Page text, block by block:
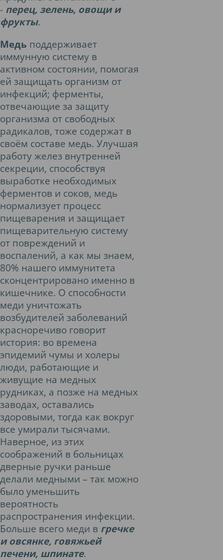
- перец, зелень, овощи и
фрукты.
Медь поддерживает
иммунную систему в
активном состоянии, помогая
ей защищать организм от
инфекций; ферменты,
отвечающие за защиту
организма от свободных
радикалов, тоже содержат в
своём составе медь. Улучшая
работу желез внутренней
секреции, способствуя
выработке необходимых
ферментов и соков, медь
нормализует процесс
пищеварения и защищает
пищеварительную систему
от повреждений и
воспалений, а как мы знаем,
80% нашего иммунитета
сконцентрировано именно в
кишечнике. О способности
меди уничтожать
возбудителей заболеваний
красноречиво говорит
история: во времена
эпидемий чумы и холеры
люди, работающие и
живущие на медных
рудниках, а позже на медных
заводах, оставались
здоровыми, тогда как вокруг
все умирали тысячами.
Наверное, из этих
соображений в больницах
дверные ручки раньше
делали медными – так можно
было уменьшить
вероятность
распространения инфекции.
Больше всего меди в гречке
и овсянке, говяжьей
печени, шпинате.